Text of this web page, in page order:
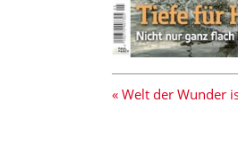
« Welt der Wunder